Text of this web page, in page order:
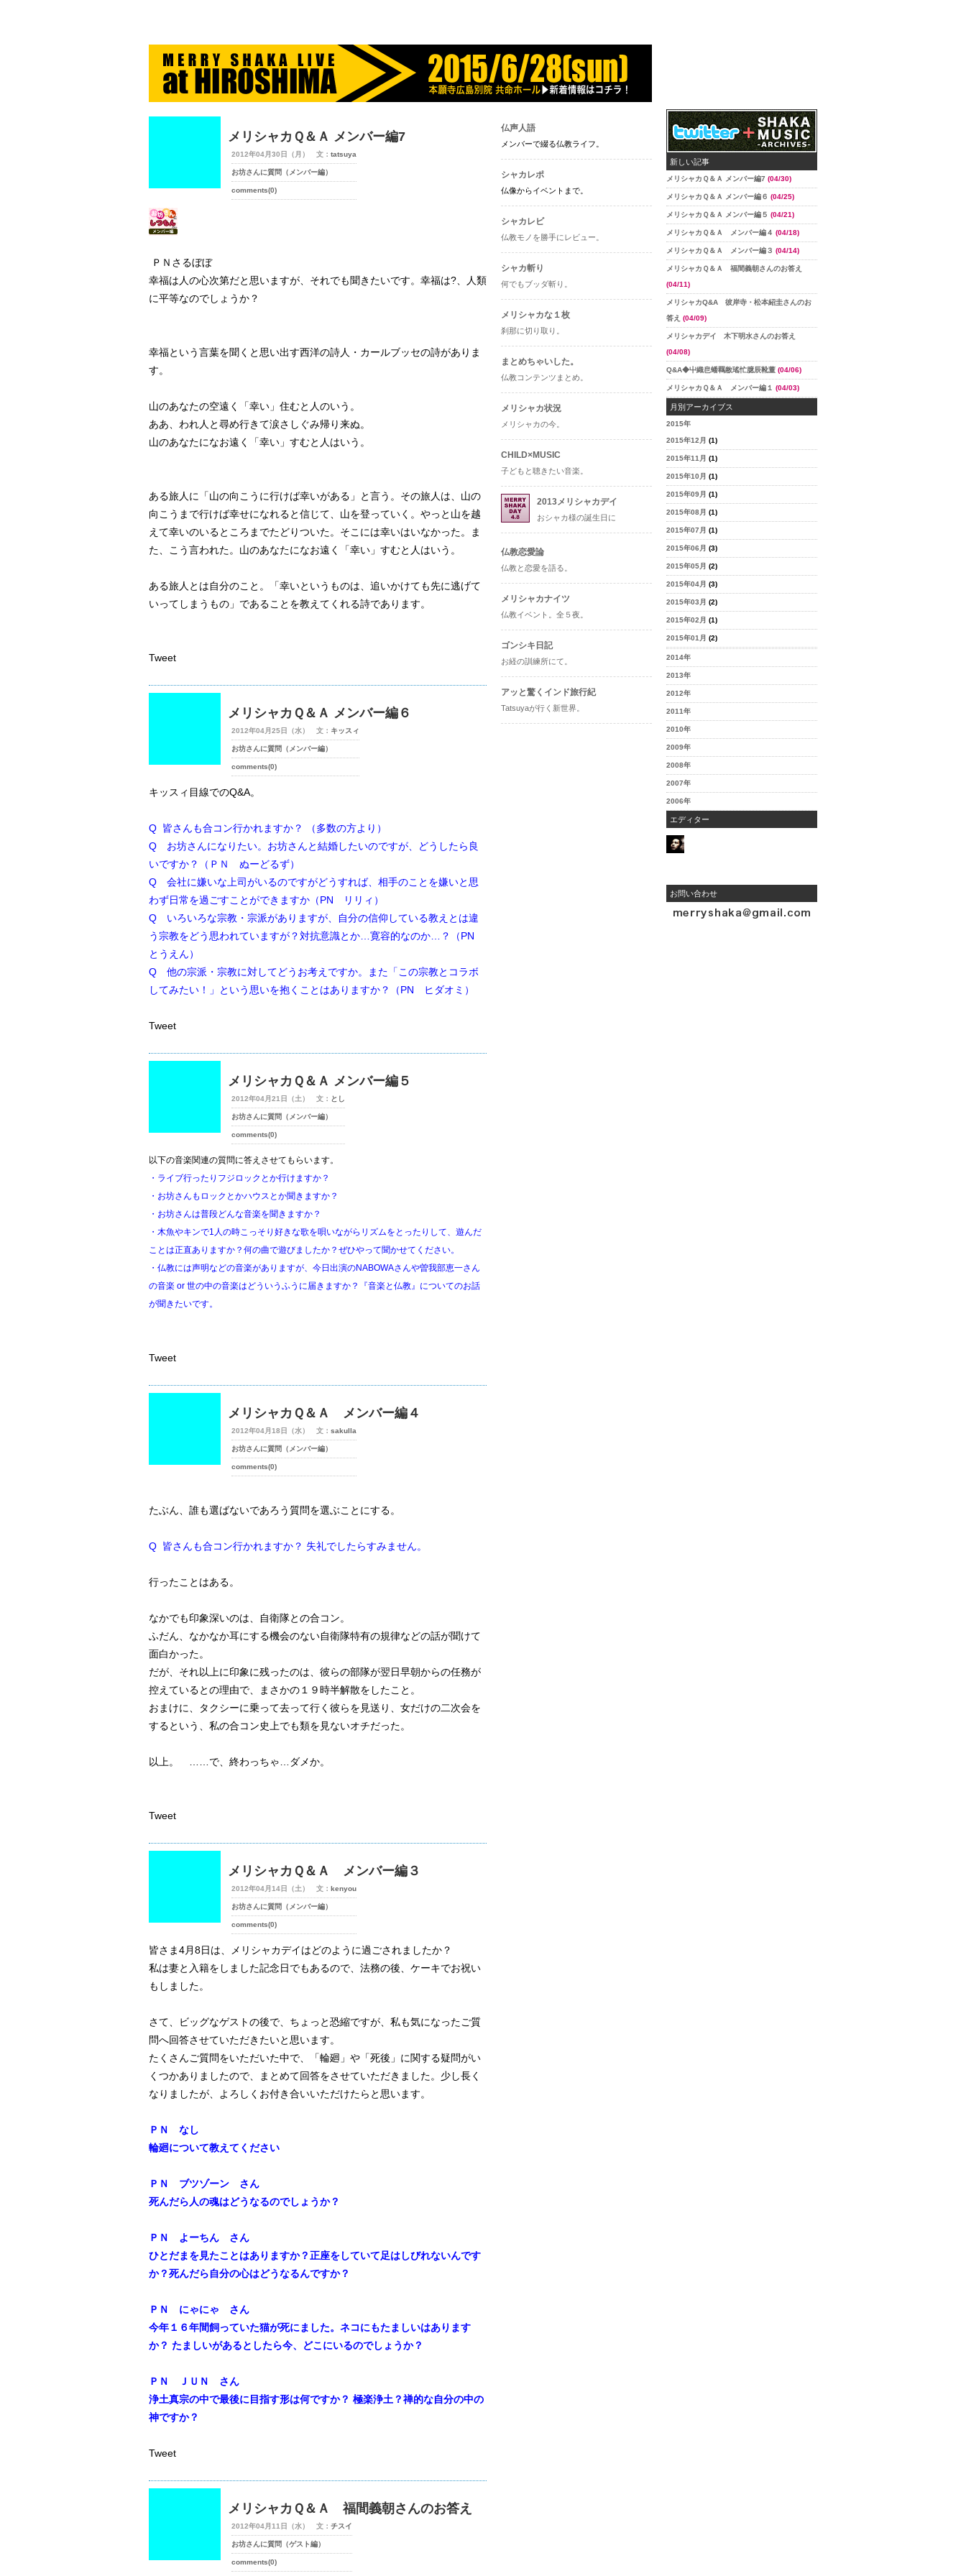
メリシャカＱ＆Ａ メンバー編7
2012年04月30日（月） 文： tatsuya
お坊さんに質問（メンバー編）
comments(0)
ＰＮさるぼぼ
幸福は人の心次第だと思いますが、それでも聞きたいです。幸福は?、人類
に平等なのでしょうか？
幸福という言葉を聞くと思い出す西洋の詩人・カールブッセの詩がありま
す。
山のあなたの空遠く「幸い」住むと人のいう。
ああ、われ人と尋め行きて涙さしぐみ帰り来ぬ。
山のあなたになお遠く「幸い」すむと人はいう。
ある旅人に「山の向こうに行けば幸いがある」と言う。その旅人は、山の
向こうまで行けば幸せになれると信じて、山を登っていく。やっと山を越
えて幸いのいるところまでたどりついた。そこには幸いはいなかった。ま
た、こう言われた。山のあなたになお遠く「幸い」すむと人はいう。
ある旅人とは自分のこと。「幸いというものは、追いかけても先に逃げて
いってしまうもの」であることを教えてくれる詩であります。
Tweet
メリシャカＱ＆Ａ メンバー編６
2012年04月25日（水） 文： キッスィ
お坊さんに質問（メンバー編）
comments(0)
キッスィ目線でのQ&A。
Q 皆さんも合コン行かれますか？ （多数の方より）
Q お坊さんになりたい。お坊さんと結婚したいのですが、どうしたら良
いですか？（ＰＮ ぬーどるず）
Q 会社に嫌いな上司がいるのですがどうすれば、相手のことを嫌いと思
わず日常を過ごすことができますか（PN リリィ）
Q いろいろな宗教・宗派がありますが、自分の信仰している教えとは違
う宗教をどう思われていますが？対抗意識とか…寛容的なのか…？（PN
とうえん）
Q 他の宗派・宗教に対してどうお考えですか。また「この宗教とコラボ
してみたい！」という思いを抱くことはありますか？（PN ヒダオミ）
Tweet
メリシャカＱ＆Ａ メンバー編５
2012年04月21日（土） 文： とし
お坊さんに質問（メンバー編）
comments(0)
以下の音楽関連の質問に答えさせてもらいます。
・ライブ行ったりフジロックとか行けますか？
・お坊さんもロックとかハウスとか聞きますか？
・お坊さんは普段どんな音楽を聞きますか？
・木魚やキンで1人の時こっそり好きな歌を唄いながらリズムをとったりして、遊んだ
ことは正直ありますか？何の曲で遊びましたか？ぜひやって聞かせてください。
・仏教には声明などの音楽がありますが、今日出演のNABOWAさんや曽我部恵一さん
の音楽 or 世の中の音楽はどういうふうに届きますか？
『音楽と仏教』についてのお話
が聞きたいです。
Tweet
メリシャカＱ＆Ａ メンバー編４
2012年04月18日（水） 文： sakulla
お坊さんに質問（メンバー編）
comments(0)
たぶん、誰も選ばないであろう質問を選ぶことにする。
Q 皆さんも合コン行かれますか？ 失礼でしたらすみません。
行ったことはある。
なかでも印象深いのは、自衛隊との合コン。
ふだん、なかなか耳にする機会のない自衛隊特有の規律などの話が聞けて
面白かった。
だが、それ以上に印象に残ったのは、彼らの部隊が翌日早朝からの任務が
控えているとの理由で、まさかの１９時半解散をしたこと。
おまけに、タクシーに乗って去って行く彼らを見送り、女だけの二次会を
するという、私の合コン史上でも類を見ないオチだった。
以上。 … …で、終わっちゃ…ダメか。
Tweet
メリシャカＱ＆Ａ メンバー編３
2012年04月14日（土） 文： kenyou
お坊さんに質問（メンバー編）
comments(0)
皆さま4月8日は、メリシャカデイはどのように過ごされましたか？
私は妻と入籍をしました記念日でもあるので、法務の後、ケーキでお祝い
もしました。
さて、ビッグなゲストの後で、ちょっと恐縮ですが、私も気になったご質
問へ回答させていただきたいと思います。
たくさんご質問をいただいた中で、「輪廻」や「死後」に関する疑問がい
くつかありましたので、まとめて回答をさせていただきました。少し長く
なりましたが、よろしくお付き合いいただけたらと思います。
ＰＮ なし
輪廻について教えてください
ＰＮ ブツゾーン さん
死んだら人の魂はどうなるのでしょうか？
ＰＮ よーちん さん
ひとだまを見たことはありますか？正座をしていて足はしびれないんです
か？死んだら自分の心はどうなるんですか？
ＰＮ にゃにゃ さん
今年１６年間飼っていた猫が死にました。ネコにもたましいはあります
か？ たましいがあるとしたら今、どこにいるのでしょうか？
ＰＮ ＪＵＮ さん
浄土真宗の中で最後に目指す形は何ですか？ 極楽浄土？禅的な自分の中の
神ですか？
Tweet
メリシャカＱ＆Ａ 福間義朝さんのお答え
2012年04月11日（水） 文： チスイ
お坊さんに質問（ゲスト編）
comments(0)
仏声人語
メンバーで綴る仏教ライフ。
シャカレポ
仏像からイベントまで。
シャカレビ
仏教モノを勝手にレビュー。
シャカ斬り
何でもブッダ斬り。
メリシャカな１枚
刹那に切り取り。
まとめちゃいした。
仏教コンテンツまとめ。
メリシャカ状況
メリシャカの今。
CHILD×MUSIC
子どもと聴きたい音楽。
2013メリシャカデイ
おシャカ様の誕生日に
仏教恋愛論
仏教と恋愛を語る。
メリシャカナイツ
仏教イベント。全５夜。
ゴンシキ日記
お経の訓練所にて。
アッと驚くインド旅行紀
Tatsuyaが行く新世界。
新しい記事
メリシャカＱ＆Ａ メンバー編7 (04/30)
メリシャカＱ＆Ａ メンバー編６ (04/25)
メリシャカＱ＆Ａ メンバー編５ (04/21)
メリシャカＱ＆Ａ メンバー編４ (04/18)
メリシャカＱ＆Ａ メンバー編３ (04/14)
メリシャカＱ＆Ａ 福間義朝さんのお答え
(04/11)
メリシャカQ&A 彼岸寺・松本紹圭さんのお
答え (04/09)
メリシャカデイ 木下明水さんのお答え
(04/08)
Q&A◆屮織皀蟠羈敝瑤忙臆辰靴董 (04/06)
メリシャカＱ＆Ａ メンバー編１ (04/03)
月別アーカイブス
2015年
2015年12月 (1)
2015年11月 (1)
2015年10月 (1)
2015年09月 (1)
2015年08月 (1)
2015年07月 (1)
2015年06月 (3)
2015年05月 (2)
2015年04月 (3)
2015年03月 (2)
2015年02月 (1)
2015年01月 (2)
2014年
2013年
2012年
2011年
2010年
2009年
2008年
2007年
2006年
エディター
お問い合わせ